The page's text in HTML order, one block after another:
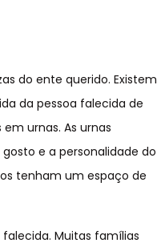
do ente querido. Existem
da pessoa falecida de
urnas. As urnas
e a personalidade do
tenham um espaço de
Muitas famílias